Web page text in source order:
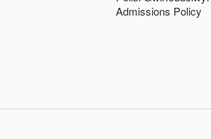
Admissions Policy